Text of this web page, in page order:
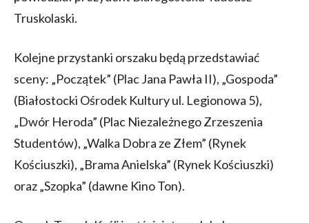
Truskolaski.
Kolejne przystanki orszaku będą przedstawiać
sceny: „Początek” (Plac Jana Pawła II), „Gospoda”
(Białostocki Ośrodek Kultury ul. Legionowa 5),
„Dwór Heroda” (Plac Niezależnego Zrzeszenia
Studentów), „Walka Dobra ze Złem” (Rynek
Kościuszki), „Brama Anielska” (Rynek Kościuszki)
oraz „Szopka” (dawne Kino Ton).